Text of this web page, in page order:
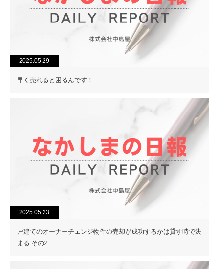
2025.05.29
早く売れると困るんです！
2025.05.23
戸建てのオーナーチェンジ物件の売却が成功するかは貸す時で決
まる その2